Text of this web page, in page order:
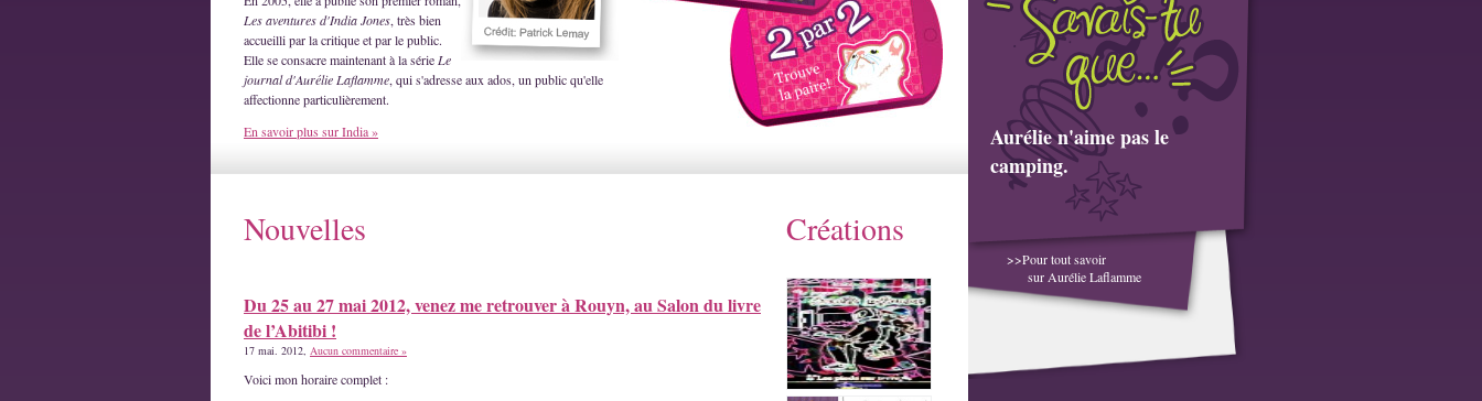
Les aventures d'India Jones, très bien
accueilli par la critique et par le public.
Elle se consacre maintenant à la série Le
journal d'Aurélie Laflamme, qui s'adresse aux ados, un public qu'elle
affectionne particulièrement.
En savoir plus sur India »
Nouvelles
Du 25 au 27 mai 2012, venez me retrouver à Rouyn, au Salon du livre
de l’Abitibi !
17 mai. 2012, Aucun commentaire »
Voici mon horaire complet :
Créations
Aurélie n'aime pas le
camping.
>>Pour tout savoir
sur Aurélie Laflamme